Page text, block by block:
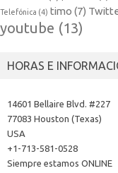
Telefónica (4) timo (7)
youtube (13)
HORAS E
14601 Bellaire Blvd. #227
77083 Houston (Texas)
USA
+1-713-581-0528
Siempre estamos ONLINE